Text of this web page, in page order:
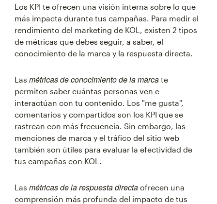
Los KPI te ofrecen una visión interna sobre lo que
más impacta durante tus campañas. Para medir el
rendimiento del marketing de KOL, existen 2 tipos
de métricas que debes seguir, a saber, el
conocimiento de la marca y la respuesta directa.
Las métricas de conocimiento de la marca te
permiten saber cuántas personas ven e
interactúan con tu contenido. Los "me gusta",
comentarios y compartidos son los KPI que se
rastrean con más frecuencia. Sin embargo, las
menciones de marca y el tráfico del sitio web
también son útiles para evaluar la efectividad de
tus campañas con KOL.
Las métricas de la respuesta directa ofrecen una
comprensión más profunda del impacto de tus